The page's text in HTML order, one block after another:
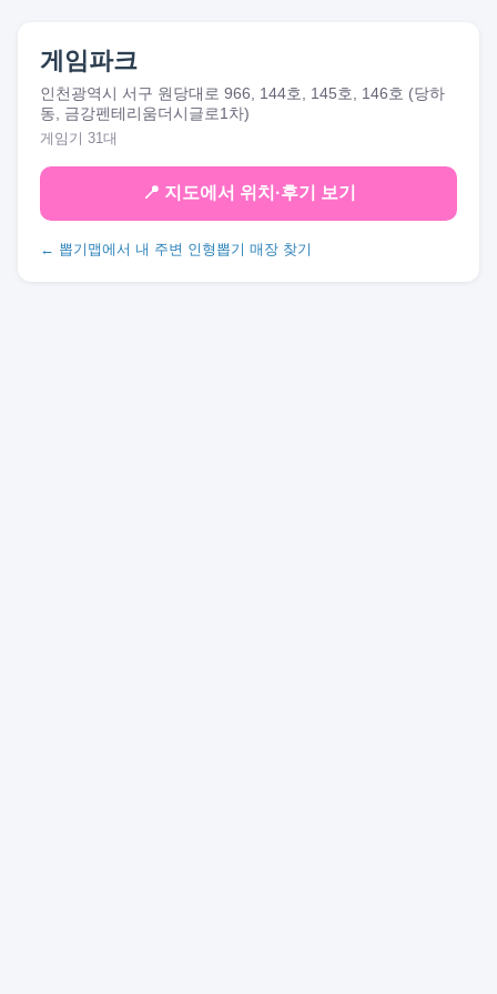
게임파크
인천광역시 서구 원당대로 966, 144호, 145호, 146호 (당하
동, 금강펜테리움더시글로1차)
게임기 31대
📍 지도에서 위치·후기 보기
← 뽑기맵에서 내 주변 인형뽑기 매장 찾기